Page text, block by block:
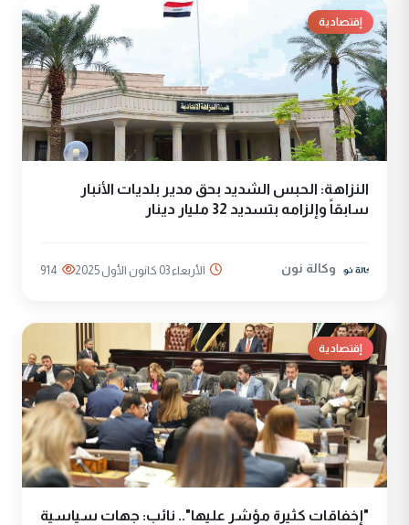
إقتصادية
النزاهة: الحبس الشديد بحق مدير بلديات الأنبار
سابقاً وإلزامه بتسديد 32 مليار دينار
وكالة نون الأربعاء 03 كانون الأول 2025 914
إقتصادية
"إخفاقات كثيرة مؤشر عليها".. نائب: جهات سياسية